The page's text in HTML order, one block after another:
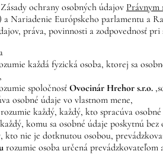
ochrany osobných údajov Právnym
a Nariadenie Európskeho parlamentu a
práva, povinnosti a zodpovednosť
každá fyzická osoba, ktorej sa
spoločnosť Ovocinár Hrehor s.r.o. ,
osobné údaje vo vlastnom mene,
rozumie každý, každý, kto spracúva
komu sa osobné údaje poskytnú
kto nie je dotknutou osobou,
rozumie osoba určená